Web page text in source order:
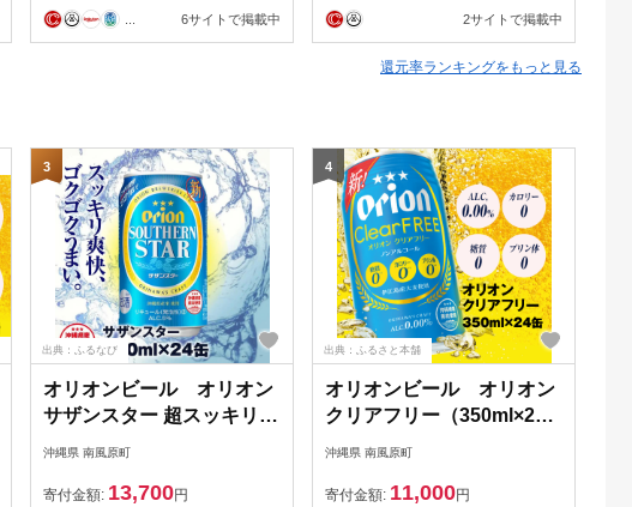
6サイトで掲載中 2サイトで掲載中
還元率ランキングをもっと見る
3
出典：ふるなび
オリオンビール オリオン
サザンスター 超スッキリの
青（350ml×24缶）
沖縄県 南風原町
寄付金額: 13,700円
4
出典：ふるさと本舗
オリオンビール オリオン
クリアフリー（350ml×24
缶）ノンアルコールビール
沖縄県 南風原町
寄付金額: 11,000円